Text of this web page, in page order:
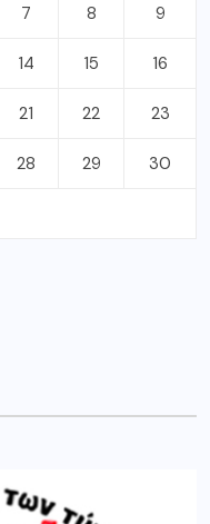
7 8 9
14 15 16
21 22 23
28 29 30